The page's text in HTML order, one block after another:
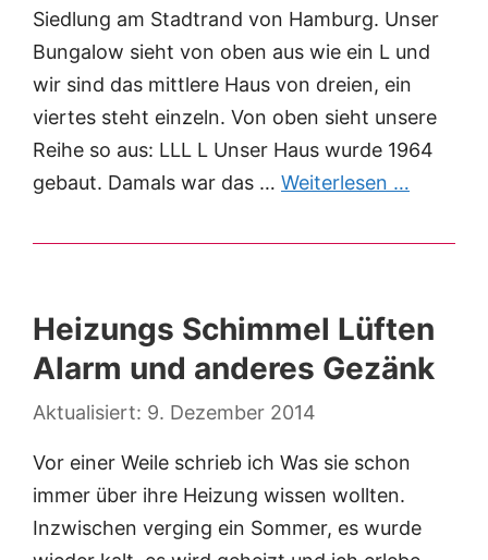
Siedlung am Stadtrand von Hamburg. Unser
Bungalow sieht von oben aus wie ein L und
wir sind das mittlere Haus von dreien, ein
viertes steht einzeln. Von oben sieht unsere
Reihe so aus: LLL L Unser Haus wurde 1964
gebaut. Damals war das … Weiterlesen …
Heizungs Schimmel Lüften
Alarm und anderes Gezänk
9. Dezember 2014
Vor einer Weile schrieb ich Was sie schon
immer über ihre Heizung wissen wollten.
Inzwischen verging ein Sommer, es wurde